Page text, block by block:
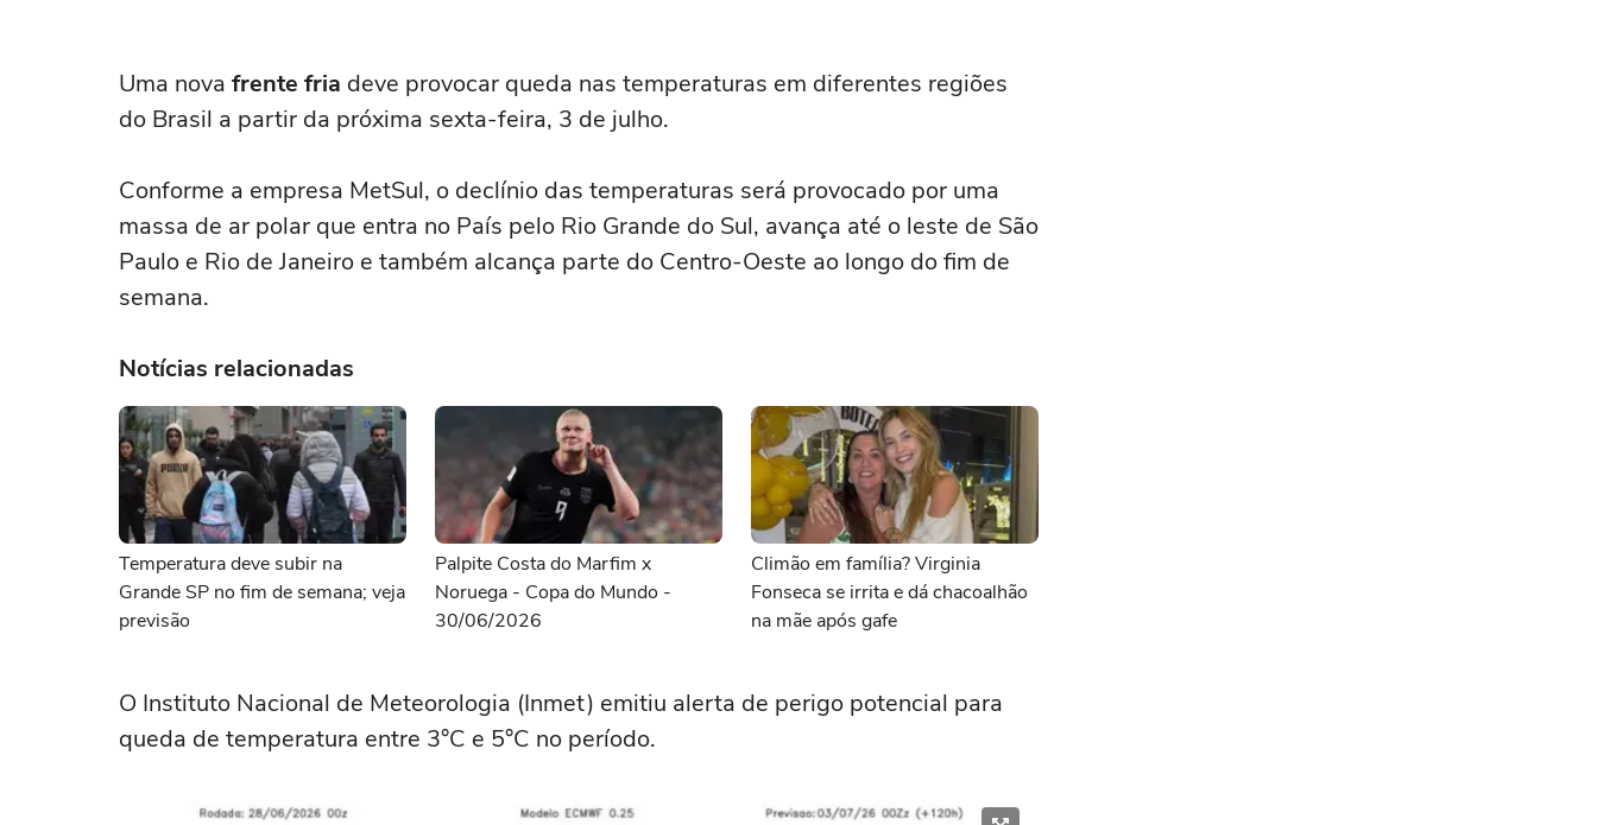
Uma nova frente fria deve provocar queda nas temperaturas em diferentes regiões
do Brasil a partir da próxima sexta-feira, 3 de julho.
Conforme a empresa MetSul, o declínio das temperaturas será provocado por uma
massa de ar polar que entra no País pelo Rio Grande do Sul, avança até o leste de São
Paulo e Rio de Janeiro e também alcança parte do Centro-Oeste ao longo do fim de
semana.
Notícias relacionadas
Temperatura deve subir na
Grande SP no fim de semana; veja
previsão
Palpite Costa do Marfim x
Noruega - Copa do Mundo -
30/06/2026
Climão em família? Virginia
Fonseca se irrita e dá chacoalhão
na mãe após gafe
O Instituto Nacional de Meteorologia (Inmet) emitiu alerta de perigo potencial para
queda de temperatura entre 3°C e 5°C no período.